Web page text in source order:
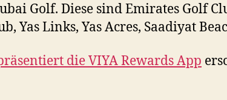
Golf. Diese sind Emirates Golf
Yas Links, Yas Acres, Saadiyat
die VIYA Rewards App